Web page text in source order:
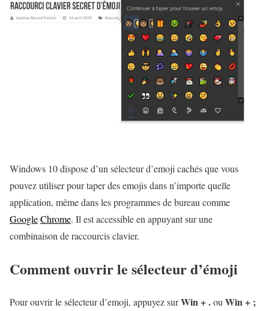
Windows 10 dispose d’un sélecteur d’emoji cachés que vous
pouvez utiliser pour taper des emojis dans n’importe quelle
application, même dans les programmes de bureau comme
GoogleChrome. Il est accessible en appuyant sur une
combinaison de raccourcis clavier.
Comment ouvrir le sélecteur d’émoji
Pour ouvrir le sélecteur d’emoji, appuyez surWin + .ou Win + ;